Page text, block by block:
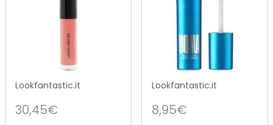
Lookfantastic.it
30,45€
Lookfantastic.it
8,95€